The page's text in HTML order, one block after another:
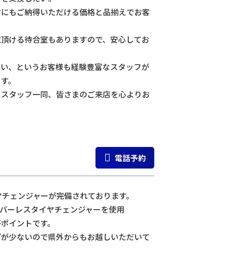
もご納得いただける価格と品揃えでお客
ける待合室もありますので、安心してお
、というお客様も経験豊富なスタッフが
。
タッフ一同、皆さまのご来店を心よりお
電話予約
ェンジャーが完備されております。
ーレスタイヤチェンジャーを使用
イントです。
少ないので県外からもお越しいただいて